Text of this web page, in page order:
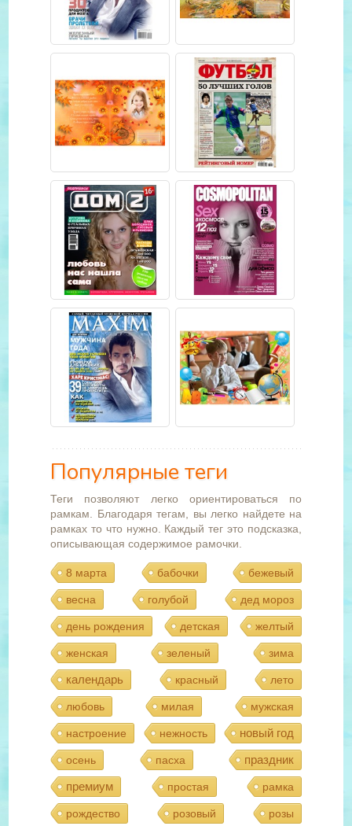
Популярные теги
Теги позволяют легко ориентироваться по
рамкам. Благодаря тегам, вы легко найдете на
рамках то что нужно. Каждый тег это подсказка,
описывающая содержимое рамочки.
8 марта бабочки бежевый
весна голубой дед мороз
день рождения детская желтый
женская зеленый зима
календарь красный лето
любовь милая мужская
настроение нежность новый год
осень пасха
праздник
премиум
простая рамка
рождество розовый розы